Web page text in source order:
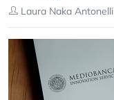
Laura Naka Antonelli